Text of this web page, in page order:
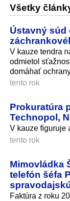
Všetky
Ústavný súd
V kauze tendra
odmietol
domáhať
tento rok
Prokuratúra
Technopol,
V kauze figuruje
tento rok
Mimovládka
telefón šéfa
Faktúra z roku